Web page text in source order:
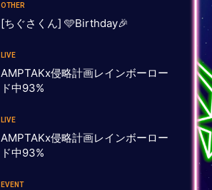
OTHER
[ちぐさくん] 🩵Birthday🎉
LIVE
AMPTAKx侵略計画レインボーロー
ド中93%
LIVE
AMPTAKx侵略計画レインボーロー
ド中93%
EVENT